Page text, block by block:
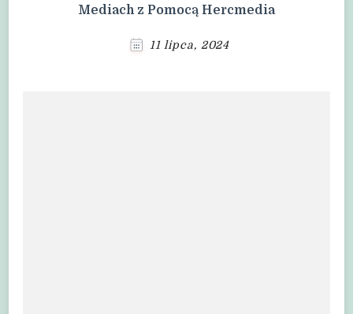
Mediach z Pomocą Hercmedia
11 lipca, 2024